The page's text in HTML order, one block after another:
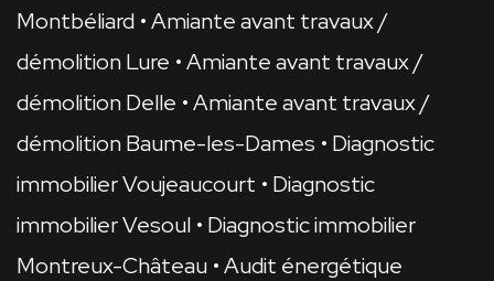
Montbéliard Amiante avant travaux /
démolition Lure
Amiante avant travaux /
démolition Delle
Amiante avant travaux /
démolition Baume-les-Dames
Diagnostic
immobilier Voujeaucourt
Diagnostic
immobilier Vesoul
Diagnostic immobilier
Montreux-Château Audit énergétique